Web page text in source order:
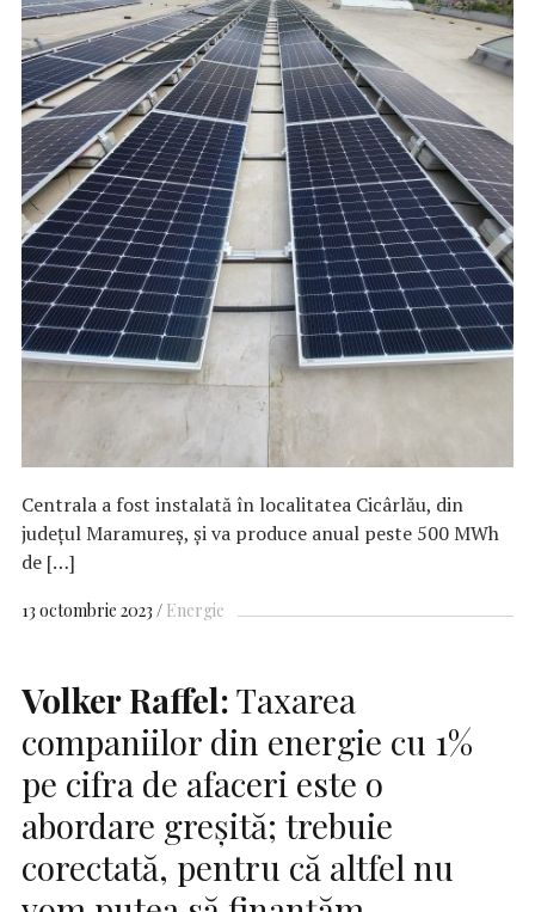
Centrala a fost instalată în localitatea Cicârlău, din
județul Maramureș, și va produce anual peste 500 MWh
de […]
13 octombrie 2023 Energie
Volker Raffel:Taxarea
companiilor din energie cu 1%
pe cifra de afaceri este o
abordare greșită; trebuie
corectată, pentru că altfel nu